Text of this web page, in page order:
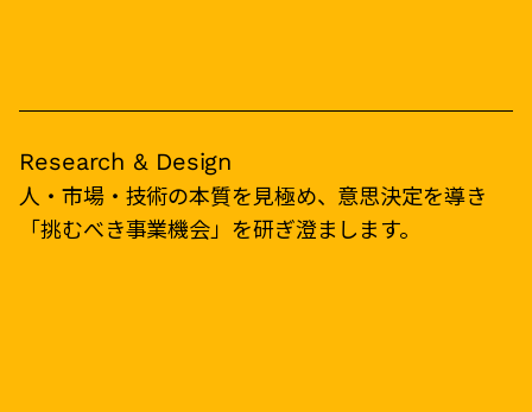
Research & Design
人・市場・技術の本質を見極め、意思決定を導き
「挑むべき事業機会」を研ぎ澄まします。